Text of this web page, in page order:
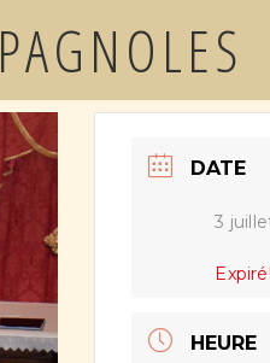
DATE
3
Expiré!
HEURE